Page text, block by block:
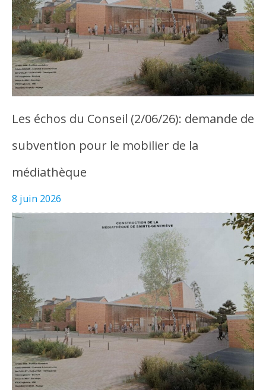
Les échos du Conseil (2/06/26): demande de
subvention pour le mobilier de la
médiathèque
8 juin 2026